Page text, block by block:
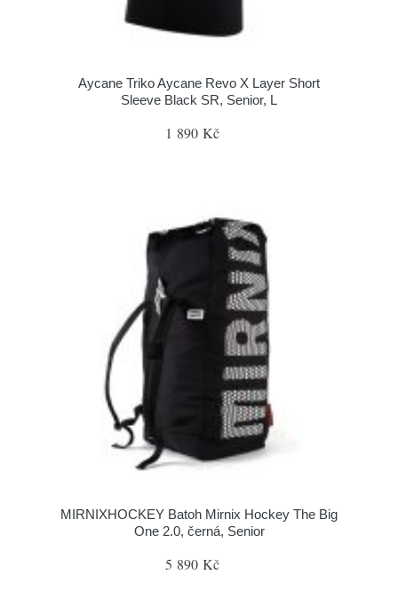
Aycane Triko Aycane Revo X Layer Short
Sleeve Black SR, Senior, L
1 890 Kč
MIRNIXHOCKEY Batoh Mirnix Hockey The Big
One 2.0, černá, Senior
5 890 Kč